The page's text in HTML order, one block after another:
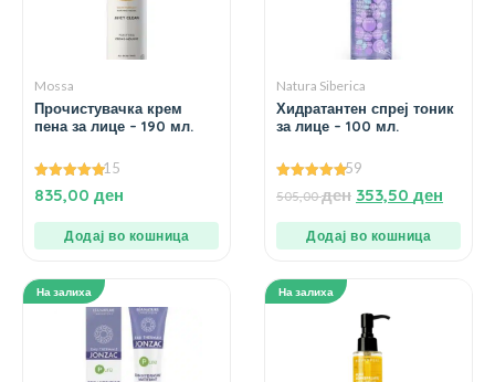
Mossa
Прочистувачка крем
пена за лице – 190 мл.
4.93
од 5
15
835,00 ден
Додај во кошница
Natura Siberica
Хидратантен спреј тоник
за лице – 100 мл.
од 5
59
505,00ден 353,50 ден
Додај во кошница
На залиха На залиха